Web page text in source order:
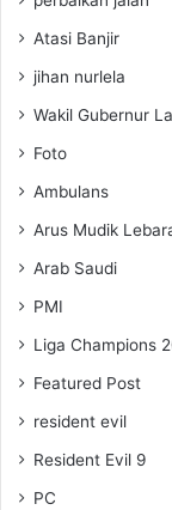
Atasi Banjir
jihan nurlela
Wakil Gubernur
Foto
Ambulans
Arus Mudik
Arab Saudi
PMI
Liga Champions
Featured Post
resident evil
Resident Evil 9
PC